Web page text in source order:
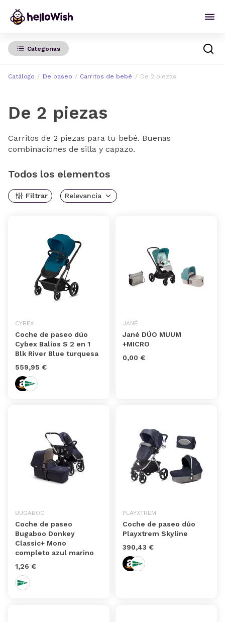
Categorias
Catálogo De paseo Carritos de bebé De 2 piezas
De 2 piezas
Carritos de 2 piezas para tu bebé. Buenas
combinaciones de silla y capazo.
Todos los elementos
Filtrar Relevancia
CYBEX
Coche de paseo dúo
Cybex Balios S 2 en 1
Blk River Blue turquesa
559,95 €
JANÉ
Jané DÚO MUUM
+MICRO
0,00 €
BUGABOO
Coche de paseo
Bugaboo Donkey
Classic+ Mono
completo azul marino
1,26 €
PLAYXTREM
Coche de paseo dúo
Playxtrem Skyline
390,43 €